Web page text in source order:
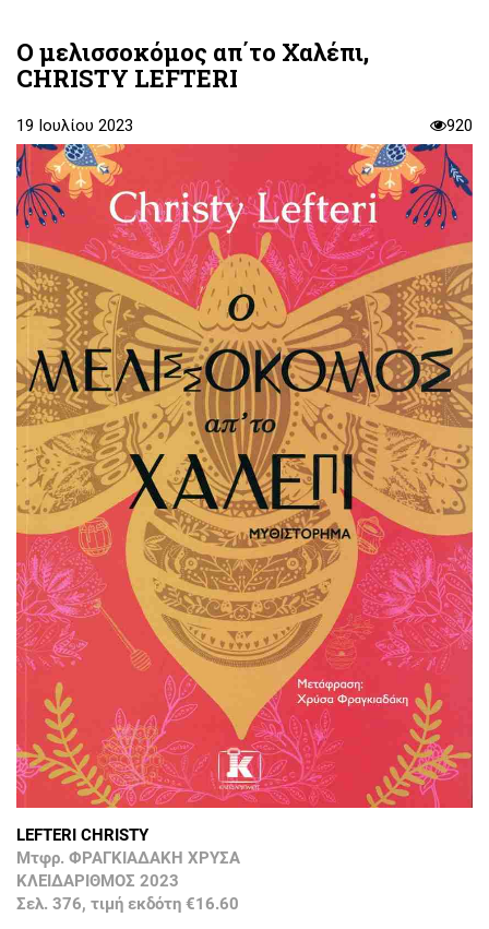
Ο μελισσοκόμος απ΄το Χαλέπι,
CHRISTY LEFTERI
19 Ιουλίου 2023 920
LEFTERI CHRISTY
Μτφρ. ΦΡΑΓΚΙΑΔΑΚΗ ΧΡΥΣΑ
ΚΛΕΙΔΑΡΙΘΜΟΣ 2023
Σελ. 376, τιμή εκδότη €16.60